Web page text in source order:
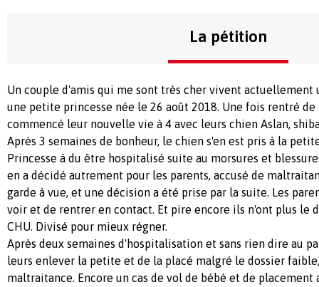
La pétition
Un couple d'amis qui me sont très cher vivent actuellement
une petite princesse née le 26 août 2018. Une fois rentré
commencé leur nouvelle vie à 4 avec leurs chien Aslan,
Après 3 semaines de bonheur, le chien s'en est pris à la
Princesse à du être hospitalisé suite au morsures et
en a décidé autrement pour les parents, accusé de
garde à vue, et une décision a été prise par la suite. Les
voir et de rentrer en contact. Et pire encore ils n'ont plus le
CHU. Divisé pour mieux régner.
Après deux semaines d'hospitalisation et sans rien dire au
leurs enlever la petite et de la placé malgré le dossier
maltraitance. Encore un cas de vol de bébé et de placement